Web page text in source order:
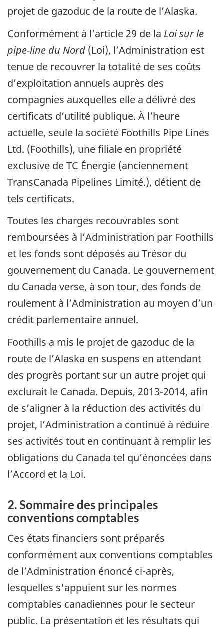
projet de gazoduc de la route de l’Alaska.
Conformément à l’article 29 de la Loi sur le
pipe-line du Nord (Loi), l’Administration est
tenue de recouvrer la totalité de ses coûts
d’exploitation annuels auprès des
compagnies auxquelles elle a délivré des
certificats d’utilité publique. À l’heure
actuelle, seule la société Foothills Pipe Lines
Ltd. (Foothills), une filiale en propriété
exclusive de TC Énergie (anciennement
TransCanada Pipelines Limité.), détient de
tels certificats.
Toutes les charges recouvrables sont
remboursées à l’Administration par Foothills
et les fonds sont déposés au Trésor du
gouvernement du Canada. Le gouvernement
du Canada verse, à son tour, des fonds de
roulement à l’Administration au moyen d’un
crédit parlementaire annuel.
Foothills a mis le projet de gazoduc de la
route de l’Alaska en suspens en attendant
des progrès portant sur un autre projet qui
exclurait le Canada. Depuis, 2013-2014, afin
de s’aligner à la réduction des activités du
projet, l’Administration a continué à réduire
ses activités tout en continuant à remplir les
obligations du Canada tel qu’énoncées dans
l’Accord et la Loi.
2. Sommaire des principales
conventions comptables
Ces états financiers sont préparés
conformément aux conventions comptables
de l’Administration énoncé ci-après,
lesquelles s'appuient sur les normes
comptables canadiennes pour le secteur
public. La présentation et les résultats qui